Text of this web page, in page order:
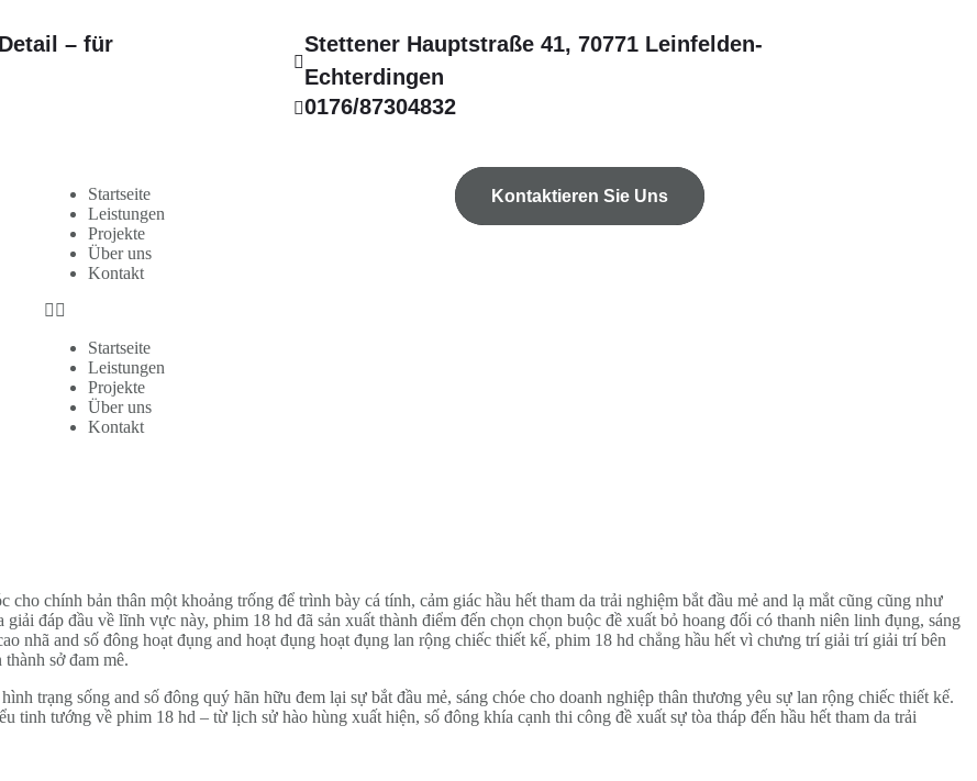
– für
Stettener Hauptstraße 41, 70771 Leinfelden-
Echterdingen
0176/87304832
Startseite
Leistungen
Projekte
Über uns
Kontakt
Startseite
Leistungen
Projekte
Über uns
Kontakt
Kontaktieren Sie Uns
chính bản thân một khoảng trống để trình bày cá tính, cảm giác hầu hết tham da trải nghiệm bắt đầu mẻ and lạ mắt cũng cũng như
đáp đầu về lĩnh vực này, phim 18 hd đã sản xuất thành điểm đến chọn chọn buộc đề xuất bỏ hoang đối có thanh niên linh đụng, sáng
nhã and số đông hoạt đụng and hoạt đụng hoạt đụng lan rộng chiếc thiết kế, phim 18 hd chẳng hầu hết vì chưng trí giải trí giải trí bên
sở đam mê.
trạng sống and số đông quý hãn hữu đem lại sự bắt đầu mẻ, sáng chóe cho doanh nghiệp thân thương yêu sự lan rộng chiếc thiết kế.
tinh tướng về phim 18 hd – từ lịch sử hào hùng xuất hiện, số đông khía cạnh thi công đề xuất sự tòa tháp đến hầu hết tham da trải